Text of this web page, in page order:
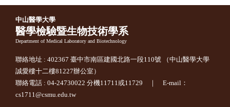
中山醫學大學
醫學檢驗暨生物技術學系
Department of Medical Laboratory and Biotechnology
聯絡地址 : 402367 臺中市南區建國北路一段110號 （中山醫學大學
誠愛樓十二樓81227辦公室）
聯絡電話 : 04-24730022 分機11711或11729 ｜ E-mail：
cs1711@csmu.edu.tw